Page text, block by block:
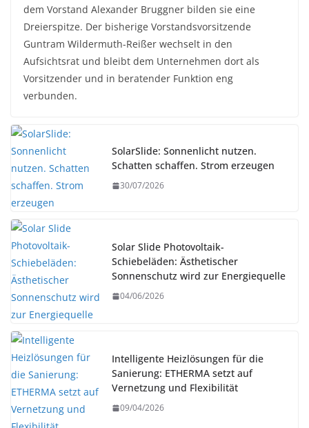
dem Vorstand Alexander Bruggner bilden sie eine
Dreierspitze. Der bisherige Vorstandsvorsitzende
Guntram Wildermuth-Reißer wechselt in den
Aufsichtsrat und bleibt dem Unternehmen dort als
Vorsitzender und in beratender Funktion eng
verbunden.
SolarSlide: Sonnenlicht nutzen.
Schatten schaffen. Strom erzeugen
30/07/2026
Solar Slide Photovoltaik-
Schiebeläden: Ästhetischer
Sonnenschutz wird zur Energiequelle
04/06/2026
Intelligente Heizlösungen für die
Sanierung: ETHERMA setzt auf
Vernetzung und Flexibilität
09/04/2026